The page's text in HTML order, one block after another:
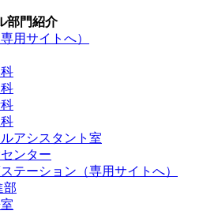
部門紹介
用サイトへ）
アシスタント室
ンター
テーション（専用サイトへ）
部